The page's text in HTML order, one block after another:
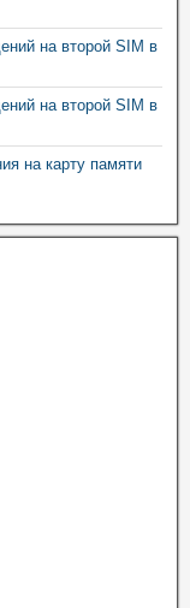
на второй SIM в
на второй SIM в
на карту памяти